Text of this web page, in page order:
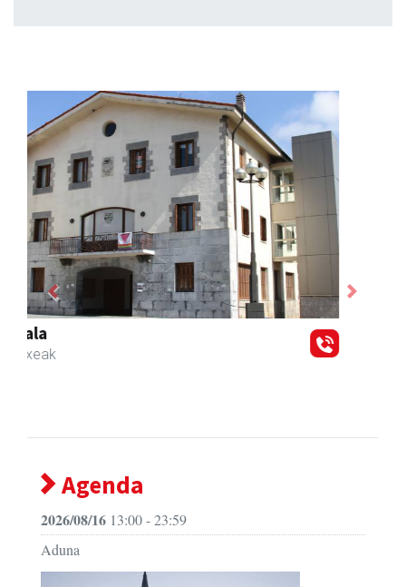
Fleming Herri Eskola
Amasa-Villabona
Previous Next
Agenda
2026/08/16 13:00 - 23:59
Aduna